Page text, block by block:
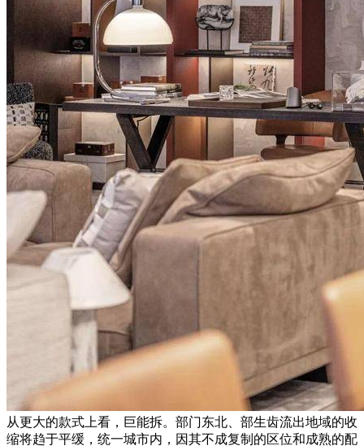
从更大的款式上看，巨能拆。部门东北、部生齿流出地域的收
缩将趋于平缓，统一城市内，因其不成复制的区位和成熟的配